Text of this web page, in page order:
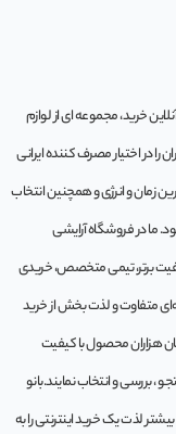
خرید، مجموعه‌ ای از لوازم
را در اختیار مصرف کننده ایرانی
زمان و انرژی و همچنین انتخاب
ما در فروشگاه آرایشی
کیفیت برتر، تیمی متخصص، خریدی
متفاوت و لذت بخش از خرید
هزاران محصول با کيفيت
بررسی و انتخاب نمايند.بانو
لذت یک خرید اینترنتی را به